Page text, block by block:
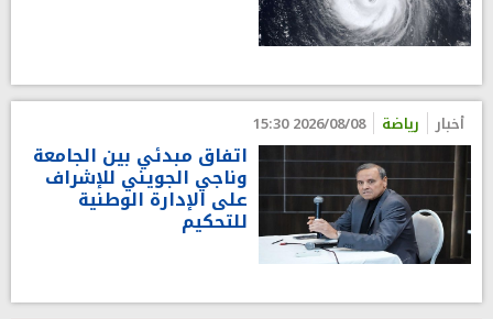
أخبار رياضة 2026/08/08 15:30
اتفاق مبدئي بين الجامعة
وناجي الجويني للإشراف
على الإدارة الوطنية
للتحكيم